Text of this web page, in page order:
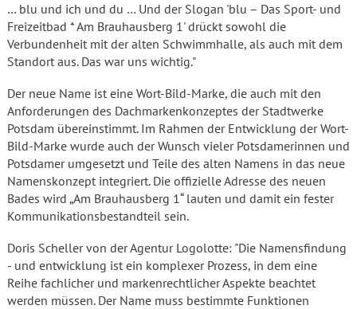
… blu und ich und du … Und der Slogan 'blu – Das Sport- und
Freizeitbad * Am Brauhausberg 1' drückt sowohl die
Verbundenheit mit der alten Schwimmhalle, als auch mit dem
Standort aus. Das war uns wichtig."
Der neue Name ist eine Wort-Bild-Marke, die auch mit den
Anforderungen des Dachmarkenkonzeptes der Stadtwerke
Potsdam übereinstimmt. Im Rahmen der Entwicklung der Wort-
Bild-Marke wurde auch der Wunsch vieler Potsdamerinnen und
Potsdamer umgesetzt und Teile des alten Namens in das neue
Namenskonzept integriert. Die offizielle Adresse des neuen
Bades wird „Am Brauhausberg 1“ lauten und damit ein fester
Kommunikationsbestandteil sein.
Doris Scheller von der Agentur Logolotte: "Die Namensfindung
- und entwicklung ist ein komplexer Prozess, in dem eine
Reihe fachlicher und markenrechtlicher Aspekte beachtet
werden müssen. Der Name muss bestimmte Funktionen